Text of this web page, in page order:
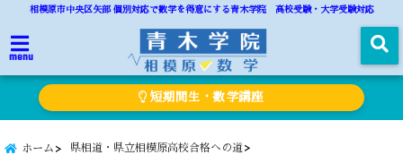
相模原市中央区矢部 個別対応で数学を得意にする青木学院 高校受験・大学受験対応
menu
短期間生・数学講座
ホーム 県相道・県立相模原高校合格への道